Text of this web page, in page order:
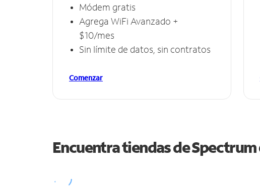
Módem gratis
Agrega WiFi Avanzado +
$10/mes
Sin límite de datos, sin contratos
Comenzar
Encuentra tiendas de Spectrum